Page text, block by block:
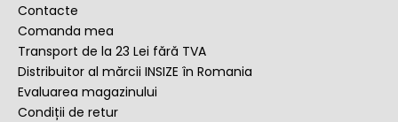
Contacte
Comanda mea
Transport de la 23 Lei fără TVA
Distribuitor al mărcii INSIZE în Romania
Evaluarea magazinului
Condiții de retur